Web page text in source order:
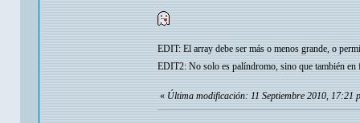
EDIT: El array debe ser más o menos grande, o
EDIT2: No solo es palíndromo, sino que también
« Última modificación: 11 Septiembre 2010,